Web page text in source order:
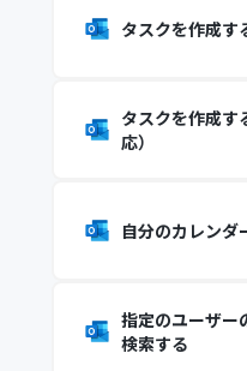
タスクを作成す
タスクを作成す
応）
自分のカレンダ
指定のユーザー
検索する